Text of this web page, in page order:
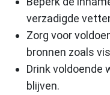
verzadigde
Zorg voor
bronnen zoals
Drink voldoende
blijven.